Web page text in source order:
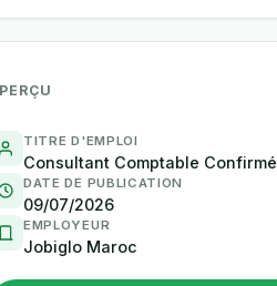
TITRE D'EMPLOI
Consultant Comptable Confirmé
DATE DE PUBLICATION
09/07/2026
EMPLOYEUR
Jobiglo Maroc